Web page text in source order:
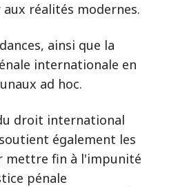
réalités modernes.
ainsi que la
internationale en
ad hoc.
droit international
également les
mettre fin à l'impunité
pénale